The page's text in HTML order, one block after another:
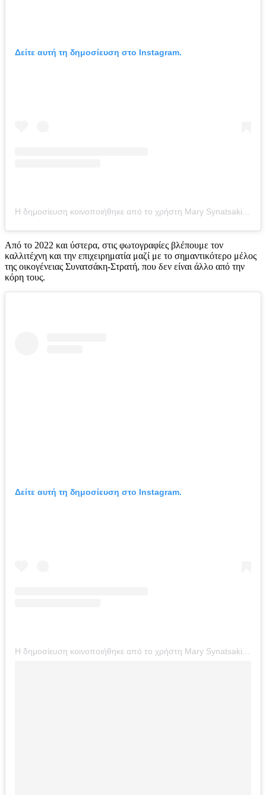
Δείτε αυτή τη δημοσίευση στο Instagram.
Από το 2022 και ύστερα, στις φωτογραφίες βλέπουμε τον
καλλιτέχνη και την επιχειρηματία μαζί με το σημαντικότερο μέλος
της οικογένειας Συνατσάκη-Στρατή, που δεν είναι άλλο από την
κόρη τους.
Δείτε αυτή τη δημοσίευση στο Instagram.